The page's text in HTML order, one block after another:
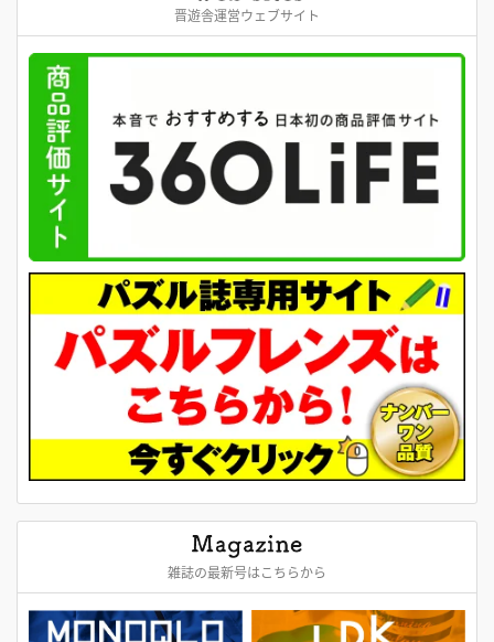
晋遊舎運営ウェブサイト
雑誌の最新号はこちらから